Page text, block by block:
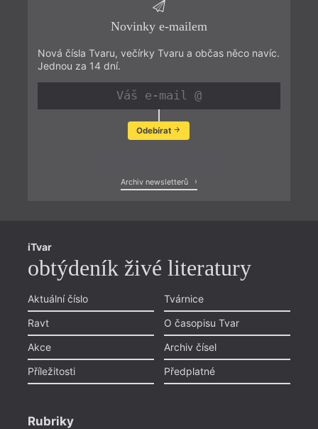
Novinky e-mailem
Nová čísla Tvaru, večírky Tvaru a občas něco navíc.
Jednou za 14 dní.
Odebírat
Archiv newsletterů
iTvar
obtýdeník živé literatury
Aktuální číslo
Ravt
Akce
Příležitosti
Tvárnice
O časopisu Tvar
Archiv čísel
Předplatné
Rubriky